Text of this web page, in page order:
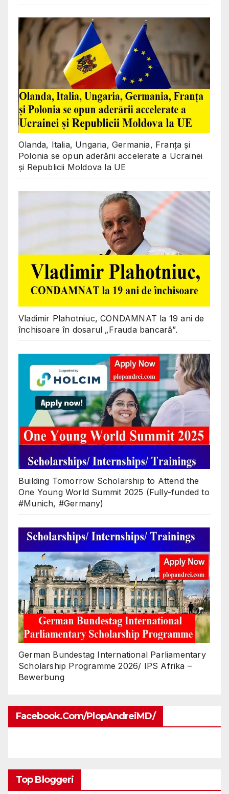
Olanda, Italia, Ungaria, Germania, Franța și
Polonia se opun aderării accelerate a Ucrainei
și Republicii Moldova la UE
Vladimir Plahotniuc, CONDAMNAT la 19 ani de
închisoare în dosarul „Frauda bancară”.
Building Tomorrow Scholarship to Attend the
One Young World Summit 2025 (Fully-funded to
#Munich, #Germany)
German Bundestag International Parliamentary
Scholarship Programme 2026/ IPS Afrika –
Bewerbung
Facebook.com/PlopAndreiMD/
Top Bloggeri